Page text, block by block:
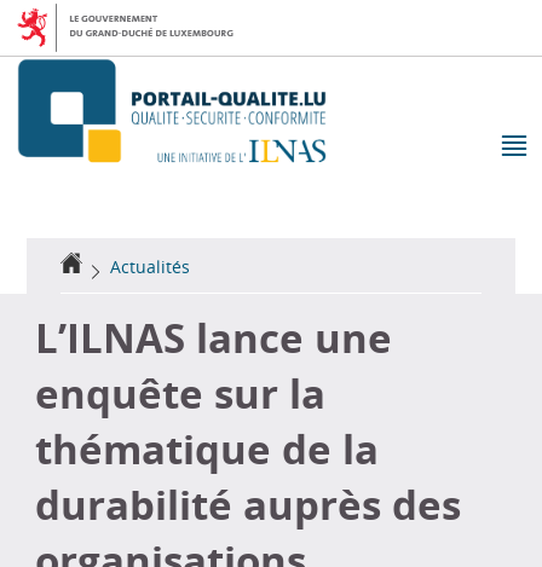
Aller
la
Aller
contenu
Accueil
Actualités
L’ILNAS lance une
enquête sur la
thématique de la
durabilité auprès des